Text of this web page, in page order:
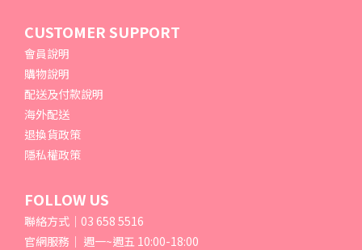
CUSTOMER SUPPORT
會員說明
購物說明
配送及付款說明
海外配送
退換貨政策
隱私權政策
FOLLOW US
聯絡方式｜03 658 5516
官網服務｜ 週一~週五 10:00-18:00